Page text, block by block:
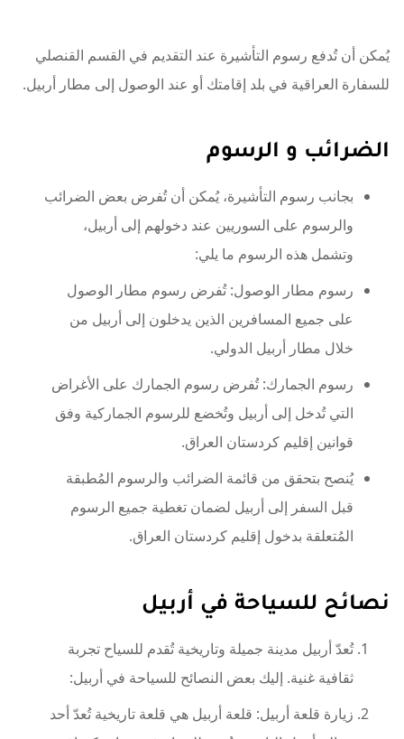
يُمكن أن تُدفع رسوم التأشيرة عند التقديم في القسم القنصلي
للسفارة العراقية في بلد إقامتك أو عند الوصول إلى مطار أربيل.
الضرائب و الرسوم
بجانب رسوم التأشيرة، يُمكن أن تُفرض بعض الضرائب
والرسوم على السوريين عند دخولهم إلى أربيل،
وتشمل هذه الرسوم ما يلي:
رسوم مطار الوصول: تُفرض رسوم مطار الوصول
على جميع المسافرين الذين يدخلون إلى أربيل من
خلال مطار أربيل الدولي.
رسوم الجمارك: تُفرض رسوم الجمارك على الأغراض
التي تُدخل إلى أربيل وتُخضع للرسوم الجماركية وفق
قوانين إقليم كردستان العراق.
يُنصح بتحقق من قائمة الضرائب والرسوم المُطبقة
قبل السفر إلى أربيل لضمان تغطية جميع الرسوم
المُتعلقة بدخول إقليم كردستان العراق.
نصائح للسياحة في أربيل
تُعدّ أربيل مدينة جميلة وتاريخية تُقدم للسياح تجربة
ثقافية غنية. إليك بعض النصائح للسياحة في أربيل:
زيارة قلعة أربيل: قلعة أربيل هي قلعة تاريخية تُعدّ أحد